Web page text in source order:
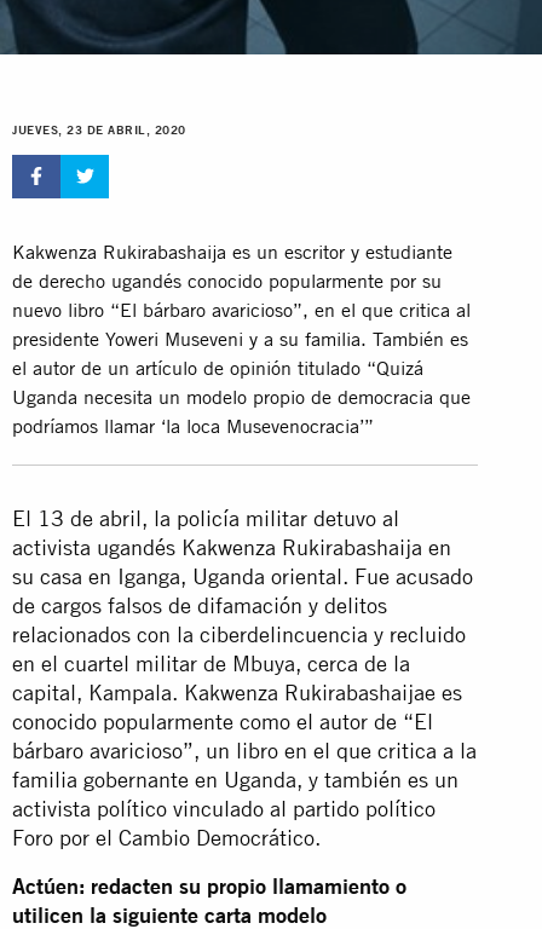
JUEVES, 23 DE ABRIL, 2020
Kakwenza Rukirabashaija es un escritor y estudiante
de derecho ugandés conocido popularmente por su
nuevo libro “El bárbaro avaricioso”, en el que critica al
presidente Yoweri Museveni y a su familia. También es
el autor de un artículo de opinión titulado “Quizá
Uganda necesita un modelo propio de democracia que
podríamos llamar ‘la loca Musevenocracia’”
El 13 de abril, la policía militar detuvo al
activista ugandés Kakwenza Rukirabashaija en
su casa en Iganga, Uganda oriental. Fue acusado
de cargos falsos de difamación y delitos
relacionados con la ciberdelincuencia y recluido
en el cuartel militar de Mbuya, cerca de la
capital, Kampala. Kakwenza Rukirabashaijae es
conocido popularmente como el autor de “El
bárbaro avaricioso”, un libro en el que critica a la
familia gobernante en Uganda, y también es un
activista político vinculado al partido político
Foro por el Cambio Democrático.
Actúen: redacten su propio llamamiento o
utilicen la siguiente carta modelo